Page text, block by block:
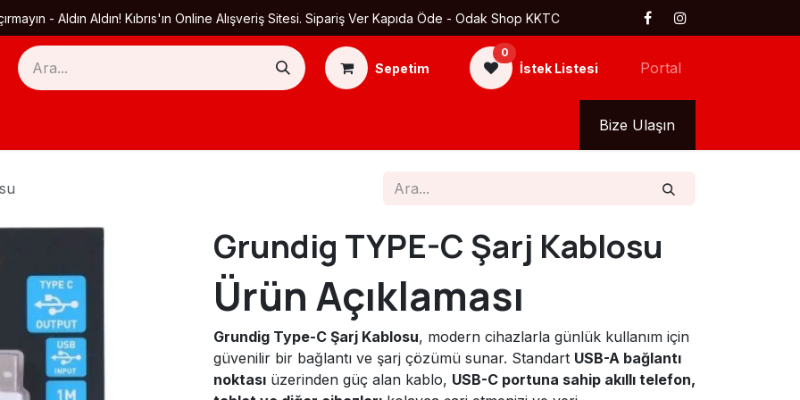
- Aldın Aldın! Kıbrıs'ın Online Alışveriş Sitesi. Sipariş Ver Kapıda Öde - Odak Shop KKTC
Sepetim
0
İstek Listesi Portal
Bize Ulaşın
Grundig TYPE-C Şarj Kablosu
Ürün Açıklaması
Grundig Type-C Şarj Kablosu, modern cihazlarla günlük kullanım için
güvenilir bir bağlantı ve şarj çözümü sunar. Standart USB-A bağlantı
noktası üzerinden güç alan kablo, USB-C portuna sahip akıllı telefon,